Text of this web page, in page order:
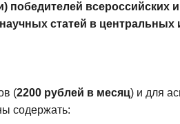
победителей всероссийских
статей в
(2200 рублей в месяц) и для
содержать: